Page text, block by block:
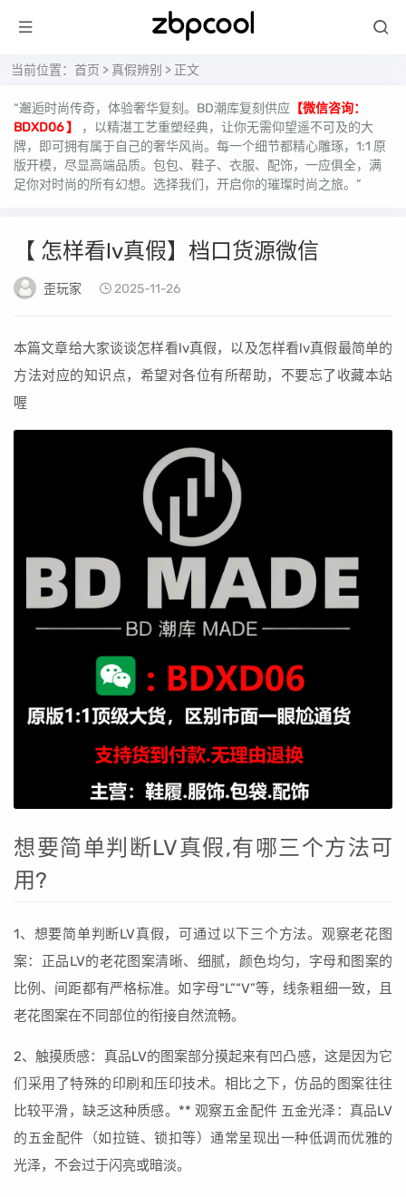
当前位置： 首页 > 真假辨别 > 正文
“邂逅时尚传奇，体验奢华复刻。BD潮库复刻供应 【微信咨询：
BDXD06 】
，以精湛工艺重塑经典，让你无需仰望遥不可及的大
牌，即可拥有属于自己的奢华风尚。每一个细节都精心雕琢，1:1 原
版开模，尽显高端品质。包包、鞋子、衣服、配饰，一应俱全，满
足你对时尚的所有幻想。选择我们，开启你的璀璨时尚之旅。”
【 怎样看lv真假】档口货源微信
歪玩家 2025-11-26
本篇文章给大家谈谈怎样看lv真假，以及怎样看lv真假最简单的
方法对应的知识点，希望对各位有所帮助，不要忘了收藏本站
喔
想要简单判断LV真假,有哪三个方法可
用?
1、想要简单判断LV真假，可通过以下三个方法。观察老花图
案：正品LV的老花图案清晰、细腻，颜色均匀，字母和图案的
比例、间距都有严格标准。如字母“L”“V”等，线条粗细一致，且
老花图案在不同部位的衔接自然流畅。
2、触摸质感：真品LV的图案部分摸起来有凹凸感，这是因为它
们采用了特殊的印刷和压印技术。相比之下，仿品的图案往往
比较平滑，缺乏这种质感。** 观察五金配件 五金光泽：真品LV
的五金配件（如拉链、锁扣等）通常呈现出一种低调而优雅的
光泽，不会过于闪亮或暗淡。